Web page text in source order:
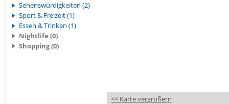
Sehenswürdigkeiten (2)
Sport & Freizeit (1)
Essen & Trinken (1)
Nightlife (0)
Shopping (0)
<< Karte vergrößern